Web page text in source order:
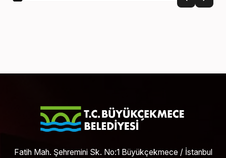
Fatih Mah. Şehremini Sk. No:1 Büyükçekmece / İstanbul